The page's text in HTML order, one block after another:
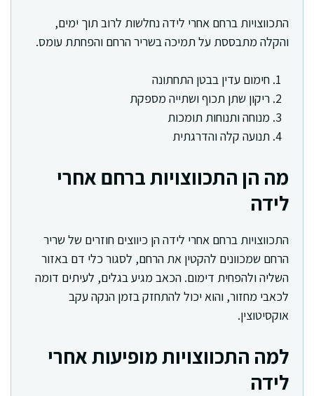
התכווצויות ברחם אחרי לידה נחלשות לרוב תוך ימים,
והקלה מתבססת על תמיכה בשריר הרחם והפחתת עומס.
חימום עדין בבטן התחתונה
ריקון שתן תכוף ושתייה מספקת
מנוחה ותנוחות תומכות
תנועה קלה והדרגתית
מה הן התכווצויות ברחם אחרי
לידה
התכווצויות ברחם אחרי לידה הן כיווצים חוזרים של שריר
הרחם שמכוונים להקטין את הרחם, לסגור כלי דם באזור
השליה ולהפחית דימום. הכאב מגיע בגלים, לעיתים דומה
לכאבי מחזור, והוא יכול להתחזק בזמן הנקה עקב
אוקסיטוצין.
למה התכווצויות מופיעות אחרי
לידה